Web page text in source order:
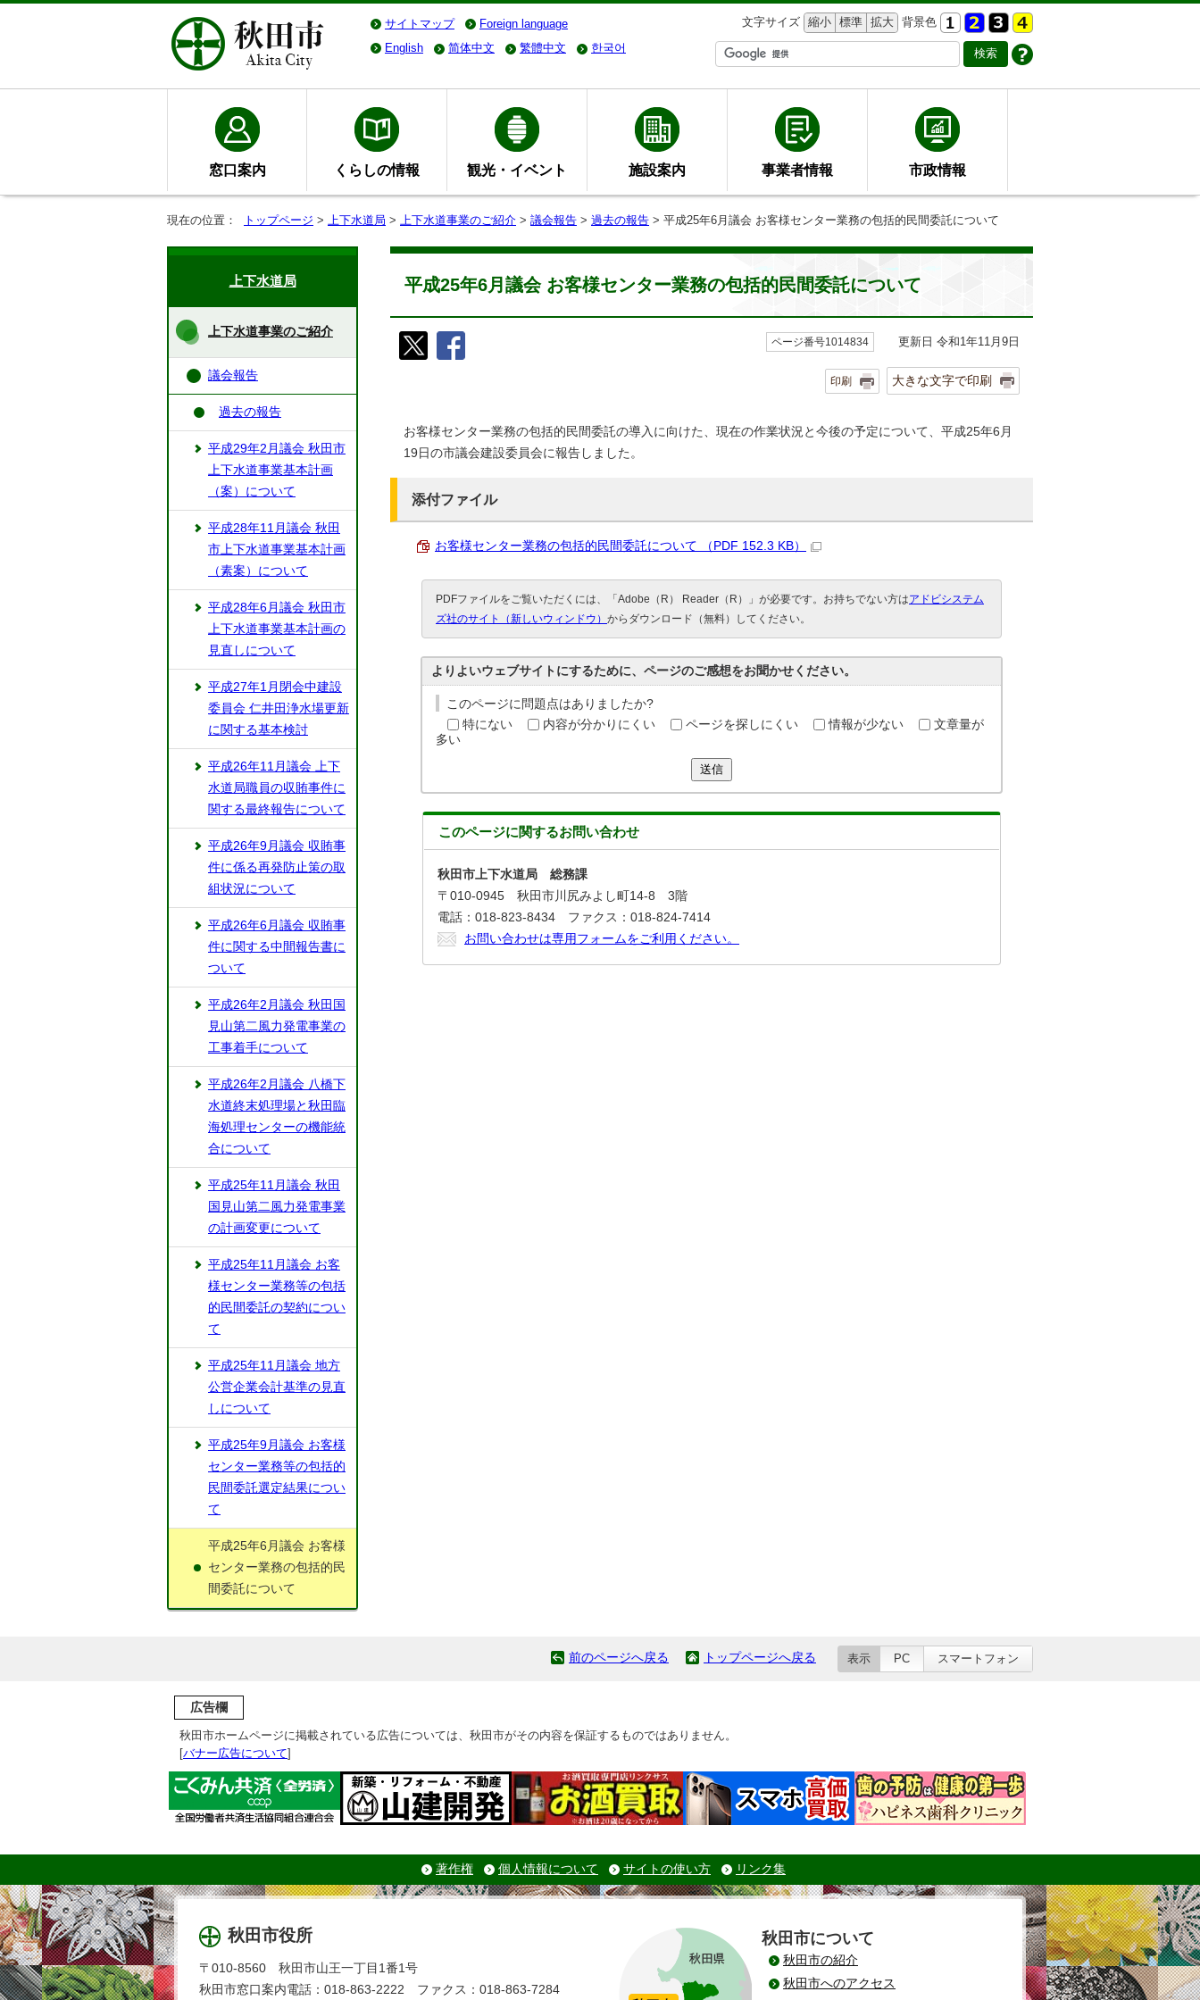
サイトマップ Foreign language 文字サイズ 縮小 標準 拡大 背景色
English
简体中文 繁體中文 한국어
窓口案内 くらしの情報 観光・イベント 施設案内 事業者情報 市政情報
現在の位置： トップページ > 上下水道局 > 上下水道事業のご紹介 > 議会報告 > 過去の報告 > 平成25年6月議会 お客様センター業務の包括的民間委託について
平成25年6月議会 お客様センター業務の包括的民間委託について
ページ番号1014834 更新日 令和1年11月9日
印刷 大きな文字で印刷
お客様センター業務の包括的民間委託の導入に向けた、現在の作業状況と今後の予定について、平成25年6月
19日の市議会建設委員会に報告しました。
添付ファイル
お客様センター業務の包括的民間委託について （PDF 152.3 KB）
PDFファイルをご覧いただくには、「Adobe（R） Reader（R）」が必要です。お持ちでない方はアドビシステム
ズ社のサイト（新しいウィンドウ） からダウンロード（無料）してください。
よりよいウェブサイトにするために、ページのご感想をお聞かせください。
このページに問題点はありましたか?
特にない
内容が分かりにくい ページを探しにくい 情報が少ない
文章量が
多い
送信
このページに関するお問い合わせ
秋田市上下水道局 総務課
〒010-0945 秋田市川尻みよし町14-8 3階
電話：018-823-8434 ファクス：018-824-7414
お問い合わせは専用フォームをご利用ください。
上下水道局
上下水道事業のご紹介
議会報告
過去の報告
平成29年2月議会 秋田市
上下水道事業基本計画
（案）について
平成28年11月議会 秋田
市上下水道事業基本計画
（素案）について
平成28年6月議会 秋田市
上下水道事業基本計画の
見直しについて
平成27年1月閉会中建設
委員会 仁井田浄水場更新
に関する基本検討
平成26年11月議会 上下
水道局職員の収賄事件に
関する最終報告について
平成26年9月議会 収賄事
件に係る再発防止策の取
組状況について
平成26年6月議会 収賄事
件に関する中間報告書に
ついて
平成26年2月議会 秋田国
見山第二風力発電事業の
工事着手について
平成26年2月議会 八橋下
水道終末処理場と秋田臨
海処理センターの機能統
合について
平成25年11月議会 秋田
国見山第二風力発電事業
の計画変更について
平成25年11月議会 お客
様センター業務等の包括
的民間委託の契約につい
て
平成25年11月議会 地方
公営企業会計基準の見直
しについて
平成25年9月議会 お客様
センター業務等の包括的
民間委託選定結果につい
て
平成25年6月議会 お客様
センター業務の包括的民
間委託について
前のページへ戻る トップページへ戻る 表示 PC スマートフォン
広告欄
秋田市ホームページに掲載されている広告については、秋田市がその内容を保証するものではありません。
[バナー広告について]
著作権 個人情報について サイトの使い方 リンク集
秋田市役所
〒010-8560 秋田市山王一丁目1番1号
秋田市窓口案内電話：018-863-2222 ファクス：018-863-7284
秋田市について
秋田市の紹介
秋田市へのアクセス